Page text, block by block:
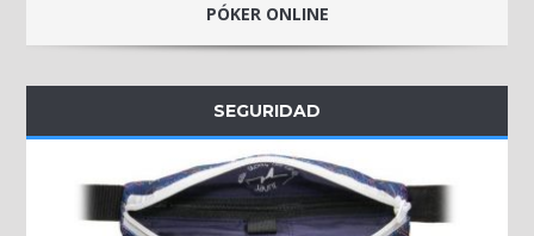
PÓKER ONLINE
SEGURIDAD